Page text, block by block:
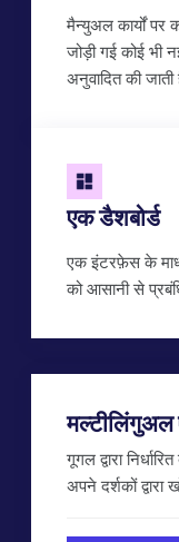
मैन्युअल कार्यों पर
जोड़ी गई कोई भी
अनुवादित की जाती
एक डैशबोर्ड
एक इंटरफ़ेस के
को आसानी से
गूगल द्वारा
अपने दर्शकों द्वारा